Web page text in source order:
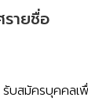
ายชื่อ
บสมัครบุคคล